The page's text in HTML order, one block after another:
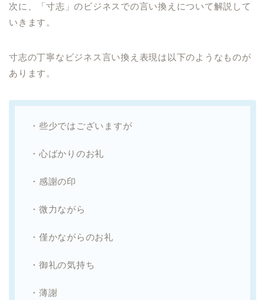
次に、「寸志」のビジネスでの言い換えについて解説して
いきます。
寸志の丁寧なビジネス言い換え表現は以下のようなものが
あります。
・些少ではございますが
・心ばかりのお礼
・感謝の印
・微力ながら
・僅かながらのお礼
・御礼の気持ち
・薄謝